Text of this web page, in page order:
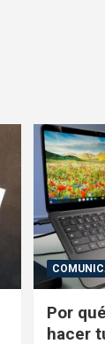
Por
hacer